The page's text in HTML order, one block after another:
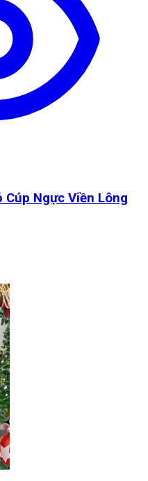
Ngực Viền Lông